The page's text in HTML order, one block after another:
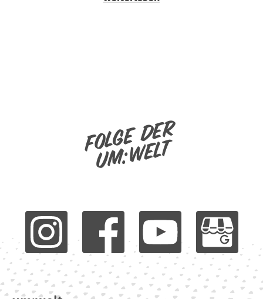
Folge der
um:welt